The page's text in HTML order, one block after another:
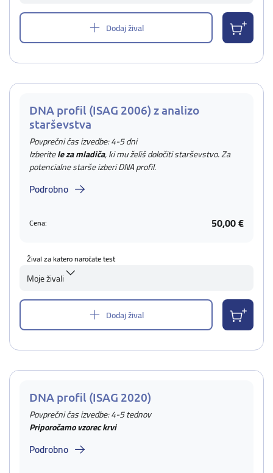
Dodaj žival
DNA profil (ISAG 2006) z analizo
starševstva
Povprečni čas izvedbe: 4-5 dni
Izberitele za mladiča, ki mu želiš določiti starševstvo. Za
potencialne starše izberi DNA profil.
Podrobno
Cena: 50,00 €
Žival za katero naročate test
Moje živali
Dodaj žival
DNA profil (ISAG 2020)
Povprečni čas izvedbe: 4-5 tednov
Priporočamo vzorec krvi
Podrobno